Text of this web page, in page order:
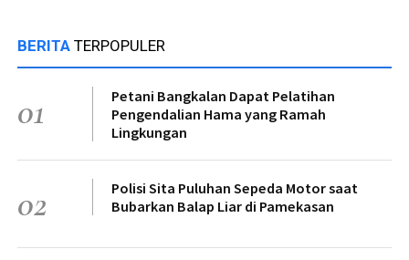
BERITA TERPOPULER
01
Petani Bangkalan Dapat Pelatihan
Pengendalian Hama yang Ramah
Lingkungan
02
Polisi Sita Puluhan Sepeda Motor saat
Bubarkan Balap Liar di Pamekasan